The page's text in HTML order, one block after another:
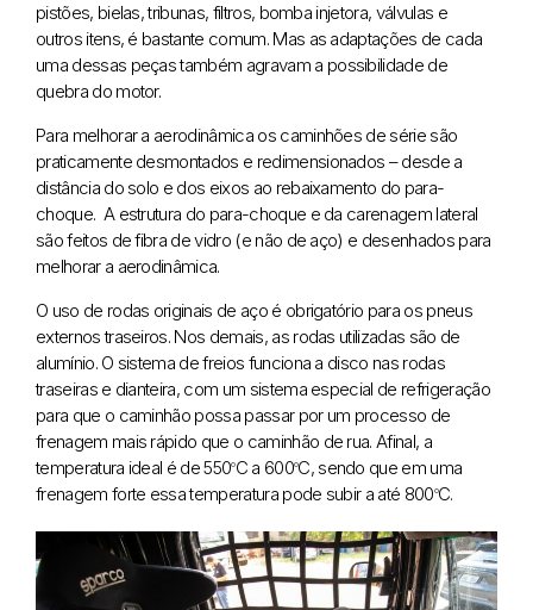
pistões, bielas, tribunas, filtros, bomba injetora, válvulas e
outros itens, é bastante comum. Mas as adaptações de cada
uma dessas peças também agravam a possibilidade de
quebra do motor.
Para melhorar a aerodinâmica os caminhões de série são
praticamente desmontados e redimensionados – desde a
distância do solo e dos eixos ao rebaixamento do para-
choque. A estrutura do para-choque e da carenagem lateral
são feitos de fibra de vidro (e não de aço) e desenhados para
melhorar a aerodinâmica.
O uso de rodas originais de aço é obrigatório para os pneus
externos traseiros. Nos demais, as rodas utilizadas são de
alumínio. O sistema de freios funciona a disco nas rodas
traseiras e dianteira, com um sistema especial de refrigeração
para que o caminhão possa passar por um processo de
frenagem mais rápido que o caminhão de rua. Afinal, a
temperatura ideal é de 550oC a 600oC, sendo que em uma
frenagem forte essa temperatura pode subir a até 800oC.